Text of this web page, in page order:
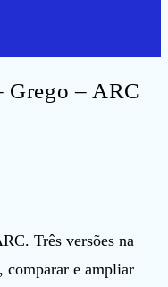
Grego – ARC
Três versões na
comparar e ampliar